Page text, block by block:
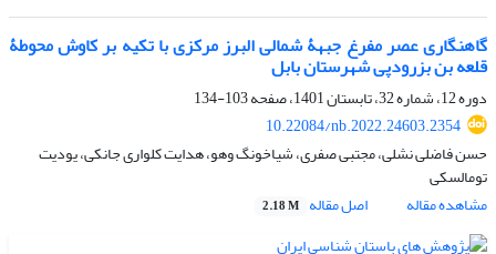
گاهنگاری عصر مفرغ جبهۀ شمالی البرز مرکزی با تکیه بر کاوش محوطۀ
قلعه بن بزرودپی شهرستان بابل
دوره 12، شماره 32، تابستان 1401، صفحه
103-134
10.22084/nb.2022.24603.2354
حسن فاضلی نشلی، مجتبی صفری، شیاخونگ وهو، هدایت کلواری جانکی، یودیت
تومالسکی
مشاهده مقاله
اصل مقاله 2.18 M